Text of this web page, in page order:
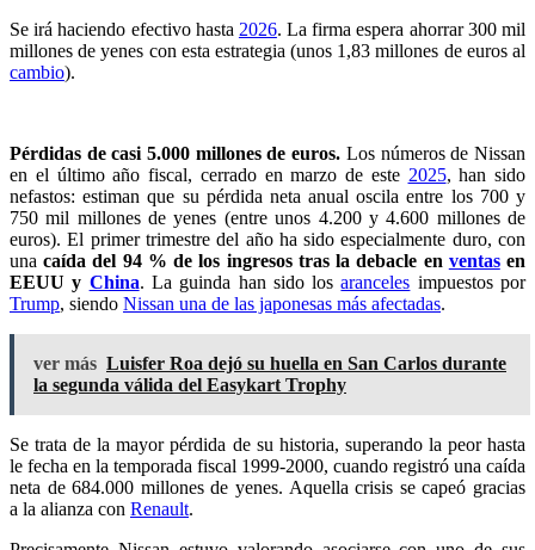
Se irá haciendo efectivo hasta 2026. La firma espera ahorrar 300 mil
millones de yenes con esta estrategia (unos 1,83 millones de euros al
cambio).
Pérdidas de casi 5.000 millones de euros. Los números de Nissan
en el último año fiscal, cerrado en marzo de este 2025, han sido
nefastos: estiman que su pérdida neta anual oscila entre los 700 y
750 mil millones de yenes (entre unos 4.200 y 4.600 millones de
euros). El primer trimestre del año ha sido especialmente duro, con
una caída del 94 % de los ingresos tras la debacle en ventasen
EEUU y China. La guinda han sido losaranceles impuestos por
Trump, siendo Nissan una de las japonesas más afectadas.
ver más Luisfer Roa dejó su huella en San Carlos durante
la segunda válida del Easykart Trophy
Se trata de la mayor pérdida de su historia, superando la peor hasta
le fecha en la temporada fiscal 1999-2000, cuando registró una caída
neta de 684.000 millones de yenes. Aquella crisis se capeó gracias
a la alianza con Renault.